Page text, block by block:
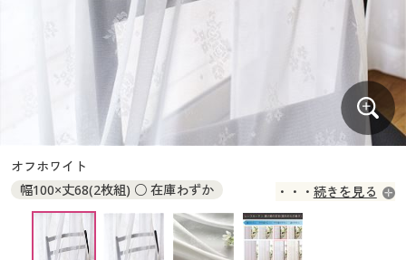
ジュニア・ティーンズ下着
大きいサイズ レディース服
大きいサイズ レディース下着
大きいサイズ メンズ
大きいサイズ 事務・制服
バーゲンセール
シークレットセール
商品カテゴリ一覧
カタログ・チラシからのご注文
デジタルカタログ
大きいサイズ レディース下着
大きいサイズ メンズ
大きいサイズ 事務・制服
シークレットセール
商品カテゴリ一覧
カタログ・チラシからのご注文
カタログ無料プレゼント
会員メニュー
オフホワイト
幅100×丈68(2枚組) ○ 在庫わずか
幅100×丈73(2枚組) ○ 在庫わずか
幅100×丈78(2枚組) ○ 在庫わずか
続きを見る